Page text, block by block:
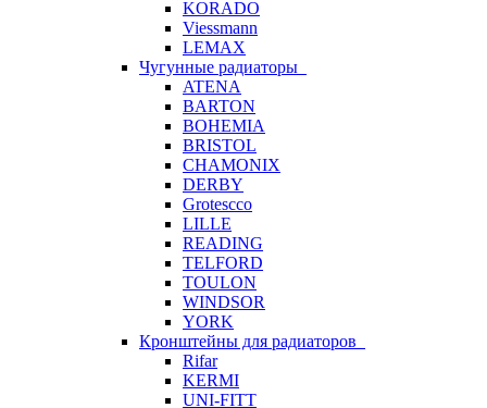
KORADO
Viessmann
LEMAX
Чугунные радиаторы
ATENA
BARTON
BOHEMIA
BRISTOL
CHAMONIX
DERBY
Grotescco
LILLE
READING
TELFORD
TOULON
WINDSOR
YORK
Кронштейны для радиаторов
Rifar
KERMI
UNI-FITT